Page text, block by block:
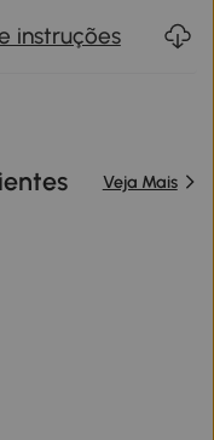
instruções
Veja Mais